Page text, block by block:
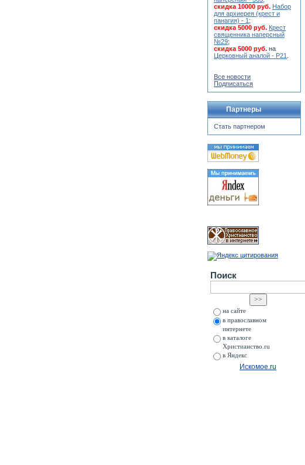
скидка 10000 руб. Набор
для архиерея (крест и
панагия) - 1 ;
скидка 5000 руб. Крест
священника наперсный
№29;
скидка 5000 руб. на
Церковный аналой - Р21
Все новости
Подписаться
Партнеры
Стать партнером
Поиск
на сайте
в православном
интернете
в каталоге
Христианство.ru
в Яндекс
Искомое.ru